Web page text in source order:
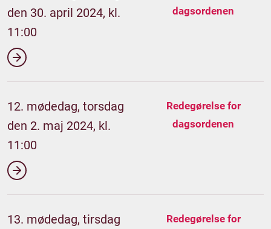
den 30. april 2024, kl.
11:00
dagsordenen
12. mødedag, torsdag
den 2. maj 2024, kl.
11:00
Redegørelse for
dagsordenen
13. mødedag, tirsdag
Redegørelse for